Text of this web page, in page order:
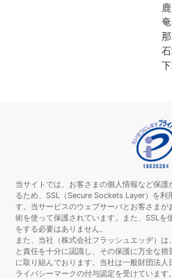
当サイトでは、お客さまの個人情報など保
るため、SSL（Secure Sockets Layer）を利
す。当サービスのウェブサーバとお客さま
術を使って保護されています。また、SSLを
をする必要はありません。
また、当社（株式会社フラッシュエッヂ）
と責任を十分に認識し、その保護に万全な
に取り組んでおります。当社は一般財団法
ライバシーマークの付与認定を受けています。